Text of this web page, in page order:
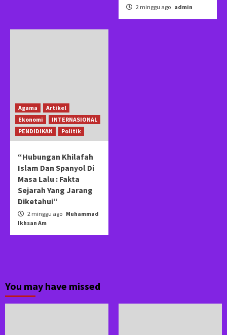
2 minggu ago admin
Agama
Artikel
Ekonomi
INTERNASIONAL
PENDIDIKAN
Politik
“Hubungan Khilafah
Islam Dan Spanyol Di
Masa Lalu : Fakta
Sejarah Yang Jarang
Diketahui”
2 minggu ago Muhammad
Ikhsan Am
You may have missed